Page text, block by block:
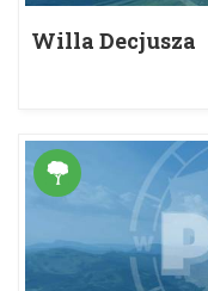
Willa Decjusza